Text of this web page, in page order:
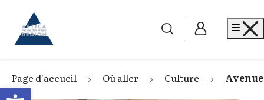
Open toolbar
Go to home
Page d'accueil Où aller Culture Avenue